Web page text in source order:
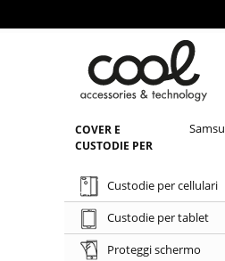
COVER E
CUSTODIE PER
Custodie per cellulari
Custodie per tablet
Proteggi schermo